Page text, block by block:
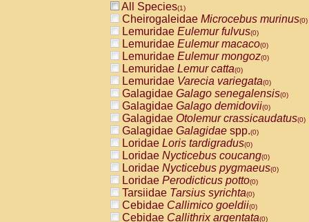
All Species(1)
Cheirogaleidae Microcebus murinus(0)
Lemuridae Eulemur fulvus(0)
Lemuridae Eulemur macaco(0)
Lemuridae Eulemur mongoz(0)
Lemuridae Lemur catta(0)
Lemuridae Varecia variegata(0)
Galagidae Galago senegalensis(0)
Galagidae Galago demidovii(0)
Galagidae Otolemur crassicaudatus(0)
Galagidae Galagidae spp.(0)
Loridae Loris tardigradus(0)
Loridae Nycticebus coucang(0)
Loridae Nycticebus pygmaeus(0)
Loridae Perodicticus potto(0)
Tarsiidae Tarsius syrichta(0)
Cebidae Callimico goeldii(0)
Cebidae Callithrix argentata(0)